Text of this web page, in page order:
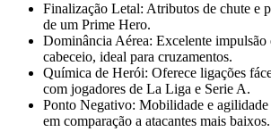
Finalização Letal: Atributos de chute e
de um Prime Hero.
Dominância Aérea: Excelente impulsão
cabeceio, ideal para cruzamentos.
Química de Herói: Oferece ligações
com jogadores de La Liga e Serie A.
Ponto Negativo: Mobilidade e agilidade
em comparação a atacantes mais baixos.